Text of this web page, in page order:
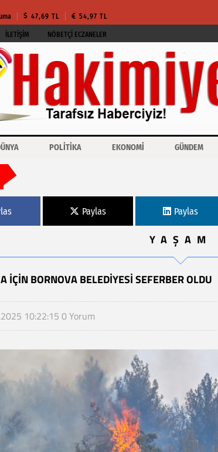
47,69 TL 54,97 TL
İLETIŞIM NÖBETÇI ECZANELER
POLİTİKA EKONOMİ GÜNDEM
Paylas Paylas
YAŞAM
IÇIN BORNOVA BELEDIYESI SEFERBER OLDU
10:22:15 0 Yorum